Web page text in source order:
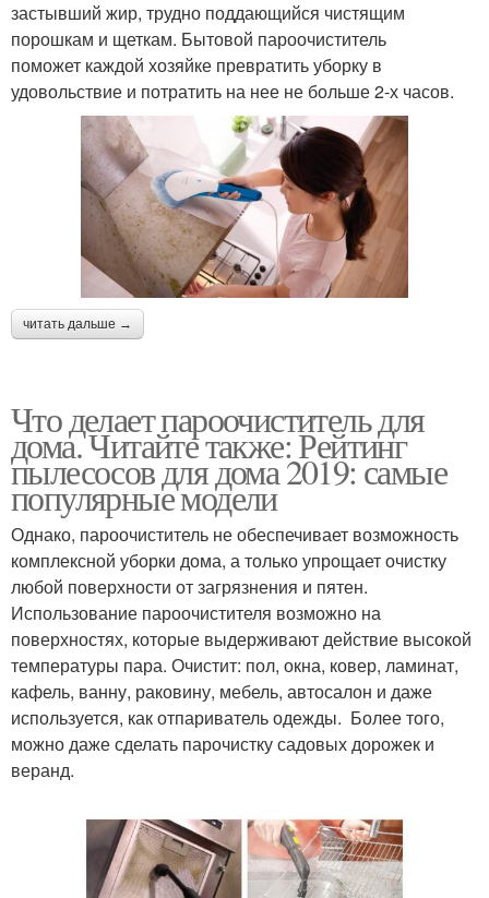
застывший жир, трудно поддающийся чистящим
порошкам и щеткам. Бытовой пароочиститель
поможет каждой хозяйке превратить уборку в
удовольствие и потратить на нее не больше 2-х часов.
читать дальше →
Что делает пароочиститель для
дома. Читайте также: Рейтинг
пылесосов для дома 2019: самые
популярные модели
Однако, пароочиститель не обеспечивает возможность
комплексной уборки дома, а только упрощает очистку
любой поверхности от загрязнения и пятен.
Использование пароочистителя возможно на
поверхностях, которые выдерживают действие высокой
температуры пара. Очистит: пол, окна, ковер, ламинат,
кафель, ванну, раковину, мебель, автосалон и даже
используется, как отпариватель одежды. Более того,
можно даже сделать парочистку садовых дорожек и
веранд.